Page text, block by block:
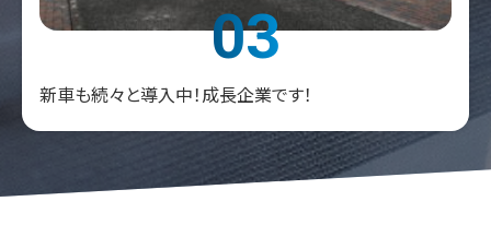
03
新車も続々と導入中！成長企業です！